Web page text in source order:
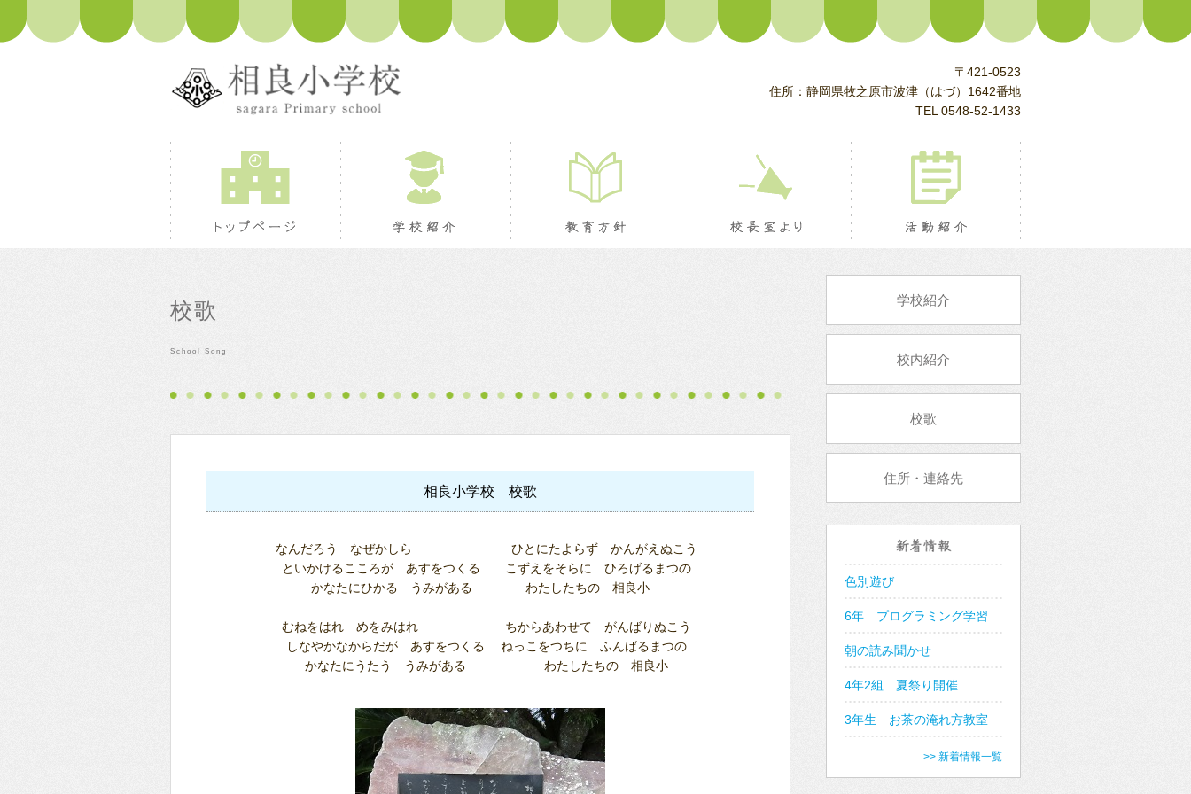
〒421-0523
住所：静岡県牧之原市波津（はづ）1642番地
TEL 0548-52-1433
トップページ 学校紹介 教育方針 校長室より 活動紹介
校歌
School Song
相良小学校 校歌
なんだろう なぜかしら ひとにたよらず かんがえぬこう
といかけるこころが あすをつくる こずえをそらに ひろげるまつの
かなたにひかる うみがある わたしたちの 相良小
むねをはれ めをみはれ ちからあわせて がんばりぬこう
しなやかなからだが あすをつくる ねっこをつちに ふんばるまつの
かなたにうたう うみがある わたしたちの 相良小
学校紹介
校内紹介
校歌
住所・連絡先
色別遊び
6年 プログラミング学習
朝の読み聞かせ
4年2組 夏祭り開催
3年生 お茶の淹れ方教室
>> 新着情報一覧